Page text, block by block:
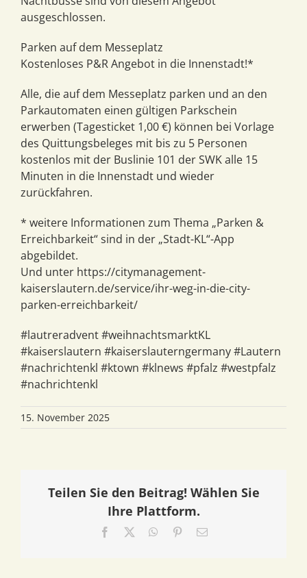
ausgeschlossen.
Parken auf dem Messeplatz
Kostenloses P&R Angebot in die Innenstadt!*
Alle, die auf dem Messeplatz parken und an den
Parkautomaten einen gültigen Parkschein
erwerben (Tagesticket 1,00 €) können bei Vorlage
des Quittungsbeleges mit bis zu 5 Personen
kostenlos mit der Buslinie 101 der SWK alle 15
Minuten in die Innenstadt und wieder
zurückfahren.
* weitere Informationen zum Thema „Parken &
Erreichbarkeit“ sind in der „Stadt-KL“-App
abgebildet.
Und unter https://citymanagement-
kaiserslautern.de/service/ihr-weg-in-die-city-
parken-erreichbarkeit/
#lautreradvent #weihnachtsmarktKL
#kaiserslautern #kaiserslauterngermany #Lautern
#nachrichtenkl #ktown #klnews #pfalz #westpfalz
#nachrichtenkl
15. November 2025
Teilen Sie den Beitrag! Wählen Sie
Ihre Plattform.
Facebook WhatsApp
Pinterest
E-